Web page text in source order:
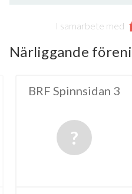
I samarbete med
Närliggande
3 BRF